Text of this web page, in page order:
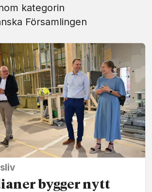
kategorin
Församlingen
bygger nytt